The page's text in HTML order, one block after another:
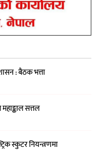
: बैठक भत्ता
सत्तल
स्कुटर नियन्त्रणमा